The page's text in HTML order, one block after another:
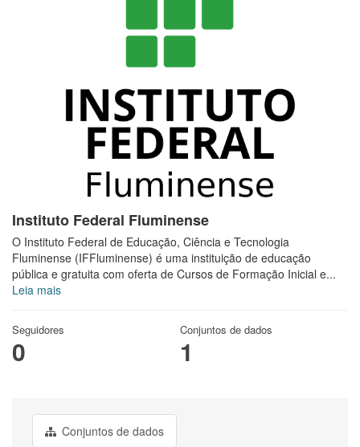
Instituto Federal Fluminense
O Instituto Federal de Educação, Ciência e Tecnologia
Fluminense (IFFluminense) é uma instituição de educação
pública e gratuita com oferta de Cursos de Formação Inicial e...
Leia mais
Seguidores
0
Conjuntos de dados
1
Conjuntos de dados